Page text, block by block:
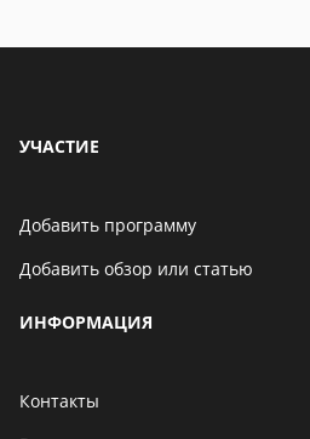
УЧАСТИЕ
Добавить программу
Добавить обзор или статью
ИНФОРМАЦИЯ
Контакты